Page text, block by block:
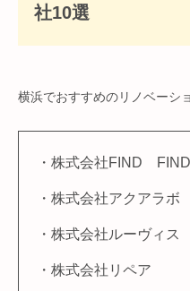
社10選
横浜でおすすめのリノベーシ
・株式会社FIND
・株式会社アクアラボ
・株式会社ルーヴィス
・株式会社リペア